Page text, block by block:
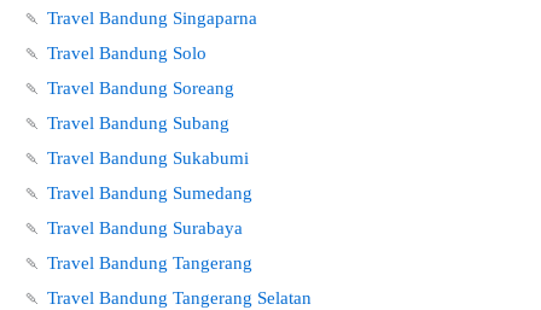
🍡 Travel Bandung Singaparna
🍡 Travel Bandung Solo
🍡 Travel Bandung Soreang
🍡 Travel Bandung Subang
🍡 Travel Bandung Sukabumi
🍡 Travel Bandung Sumedang
🍡 Travel Bandung Surabaya
🍡 Travel Bandung Tangerang
🍡 Travel Bandung Tangerang Selatan